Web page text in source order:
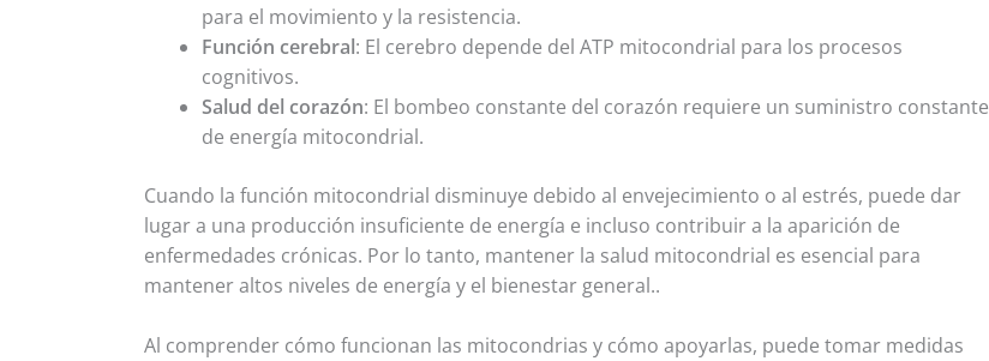
para el movimiento y la resistencia.
Función cerebral: El cerebro depende del ATP mitocondrial para los procesos
cognitivos.
Salud del corazón: El bombeo constante del corazón requiere un suministro constante
de energía mitocondrial.
Cuando la función mitocondrial disminuye debido al envejecimiento o al estrés, puede dar
lugar a una producción insuficiente de energía e incluso contribuir a la aparición de
enfermedades crónicas. Por lo tanto, mantener la salud mitocondrial es esencial para
mantener altos niveles de energía y el bienestar general..
Al comprender cómo funcionan las mitocondrias y cómo apoyarlas, puede tomar medidas